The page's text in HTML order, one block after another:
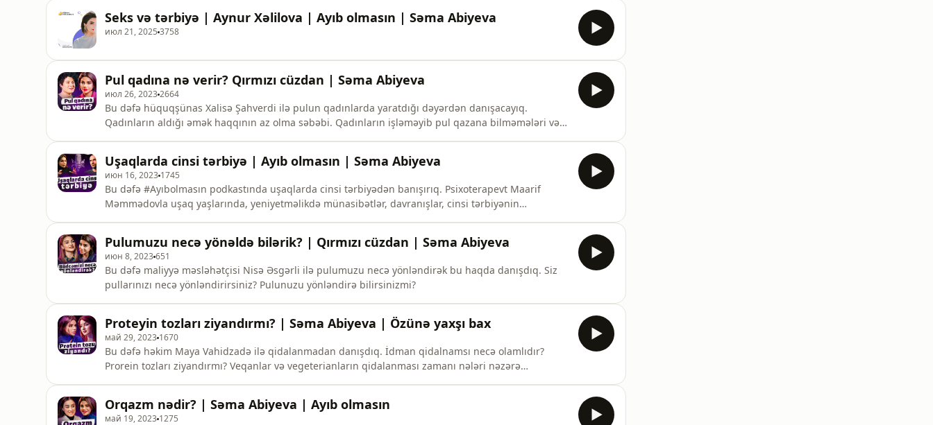
Seks və tərbiyə | Aynur Xəlilova | Ayıb olmasın | Səma Abiyeva
июл 21, 2025 3758
Pul qadına nə verir? Qırmızı cüzdan | Səma Abiyeva
июл 26, 20232664
Bu dəfə hüquqşünas Xalisə Şahverdi ilə pulun qadınlarda yaratdığı dəyərdən danışacayıq.
Qadınların aldığı əmək haqqının az olma səbəbi. Qadınların işləməyib pul qazana bilməmələri və
Uşaqlarda cinsi tərbiyə | Ayıb olmasın | Səma Abiyeva
июн 16, 2023 1745
Bu dəfə #Ayıbolmasın podkastında uşaqlarda cinsi tərbiyədən banışırıq. Psixoterapevt Maarif
Məmmədovla uşaq yaşlarında, yeniyetməlikdə münasibətlər, davranışlar, cinsi tərbiyənin
Pulumuzu necə yönəldə bilərik? | Qırmızı cüzdan | Səma Abiyeva
июн 8, 2023651
Bu dəfə maliyyə məsləhətçisi Nisə Əsgərli ilə pulumuzu necə yönləndirək bu haqda danışdıq. Siz
pullarınızı necə yönləndirirsiniz? Pulunuzu yönləndirə bilirsinizmi?
Proteyin tozları ziyandırmı? | Səma Abiyeva | Özünə yaxşı bax
май 29, 2023 1670
Bu dəfə həkim Maya Vahidzadə ilə qidalanmadan danışdıq. İdman qidalnamsı necə olamlıdır?
Prorein tozları ziyandırmı? Veqanlar və vegeterianların qidalanması zamanı nələri nəzərə
Orqazm nədir? | Səma Abiyeva | Ayıb olmasın
май 19, 2023 1275